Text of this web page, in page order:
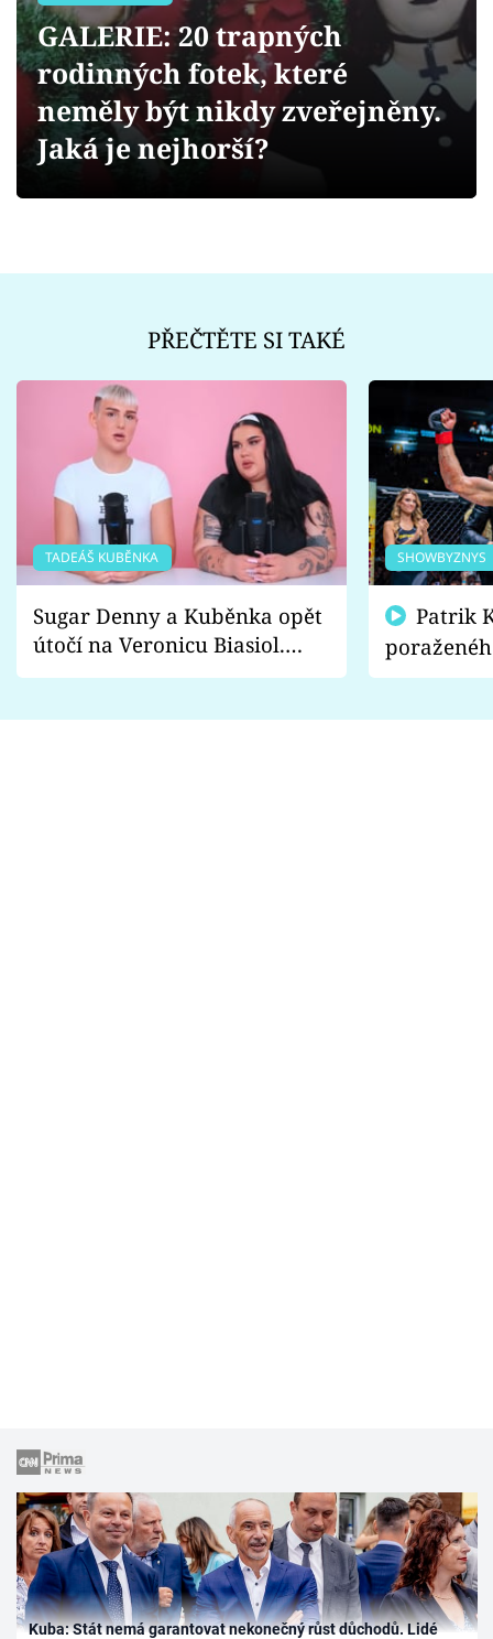
Videa
Sledujte prima+
GALERIE: 20 trapných
rodinných fotek, které
neměly být nikdy zveřejněny.
Jaká je nejhorší?
PŘEČTĚTE SI TAKÉ
TADEÁŠ KUBĚNKA
Sugar Denny a Kuběnka opět
útočí na Veronicu Biasiol.
Proč je podle nich falešná a
SHOWBYZNYS
fanoušci
Kuba: Stát nemá garantovat nekonečný růst důchodů. Lidé